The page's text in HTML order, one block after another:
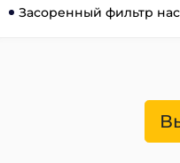
Засоренный фильтр